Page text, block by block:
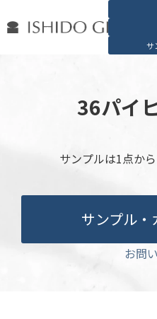
サ
石堂
お役
ブ
会
36パイ
サンプルは1点か
サンプル・
お問